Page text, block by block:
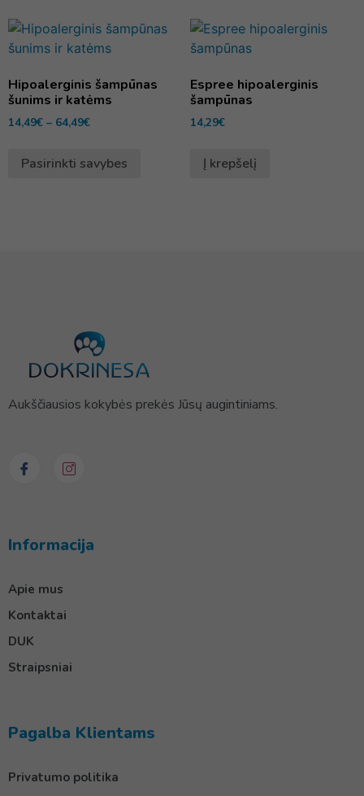
Hipoalerginis šampūnas
šunims ir katėms
14,49€ – 64,49€
Pasirinkti savybes
Espree hipoalerginis
šampūnas
14,29€
Į krepšelį
Aukščiausios kokybės prekės Jūsų augintiniams.
Informacija
Apie mus
Kontaktai
DUK
Straipsniai
Pagalba Klientams
Privatumo politika